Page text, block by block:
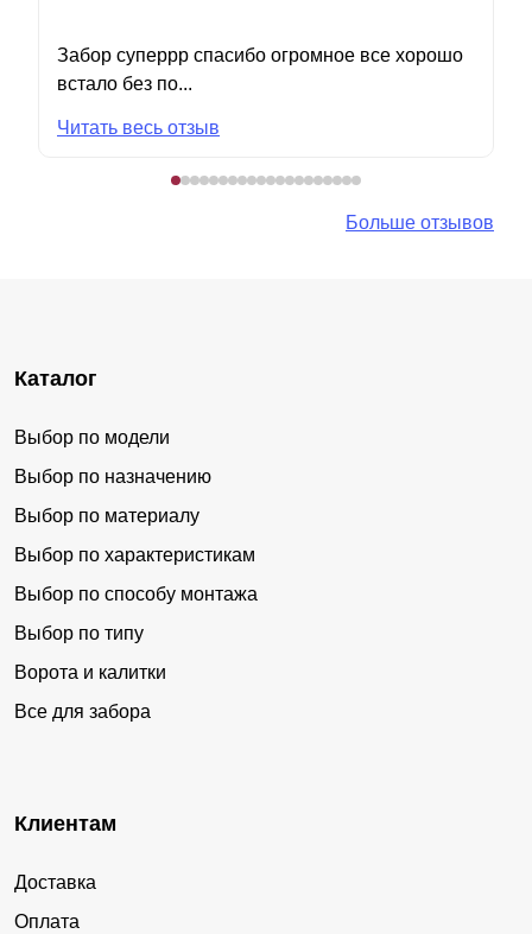
Забор суперрр спасибо огромное все хорошо
встало без по...
Читать весь отзыв
Больше отзывов
Каталог
Выбор по модели
Выбор по назначению
Выбор по материалу
Выбор по характеристикам
Выбор по способу монтажа
Выбор по типу
Ворота и калитки
Все для забора
Клиентам
Доставка
Оплата